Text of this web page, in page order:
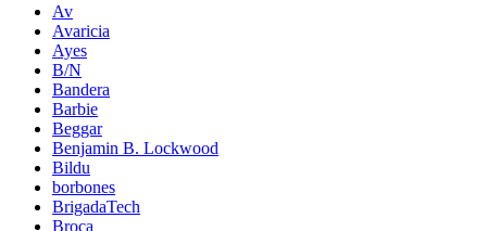
Av
Avaricia
Ayes
B/N
Bandera
Barbie
Beggar
Benjamin B. Lockwood
Bildu
borbones
BrigadaTech
Broca